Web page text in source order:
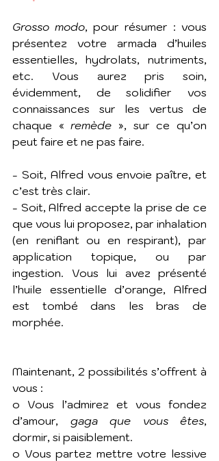
Grosso modo, pour résumer : vous
présentez votre armada d’huiles
essentielles, hydrolats, nutriments,
etc. Vous aurez pris soin,
évidemment, de solidifier vos
connaissances sur les vertus de
chaque « remède », sur ce qu’on
peut faire et ne pas faire.
- Soit, Alfred vous envoie paître, et
c’est très clair.
- Soit, Alfred accepte la prise de ce
que vous lui proposez, par inhalation
(en reniflant ou en respirant), par
application topique, ou par
ingestion. Vous lui avez présenté
l’huile essentielle d’orange, Alfred
est tombé dans les bras de
morphée.
Maintenant, 2 possibilités s’offrent à
vous :
o Vous l’admirez et vous fondez
d’amour, gaga que vous êtes,
dormir, si paisiblement.
o Vous partez mettre votre lessive